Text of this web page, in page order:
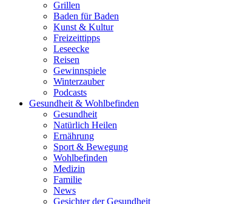
Grillen
Baden für Baden
Kunst & Kultur
Freizeittipps
Leseecke
Reisen
Gewinnspiele
Winterzauber
Podcasts
Gesundheit & Wohlbefinden
Gesundheit
Natürlich Heilen
Ernährung
Sport & Bewegung
Wohlbefinden
Medizin
Familie
News
Gesichter der Gesundheit